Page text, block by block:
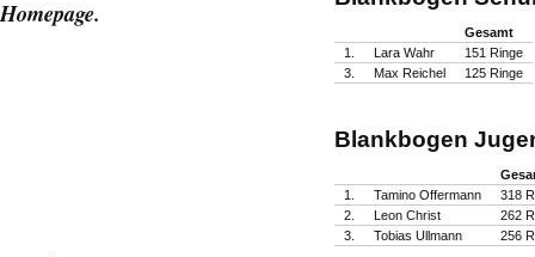
Gesamt
1.
Lara Wahr
151 Ringe
3.
Max Reichel 125 Ringe
Blankbogen
1.
Tamino Offermann
318
2.
Leon Christ
262
3.
Tobias Ullmann 256
Homepage.